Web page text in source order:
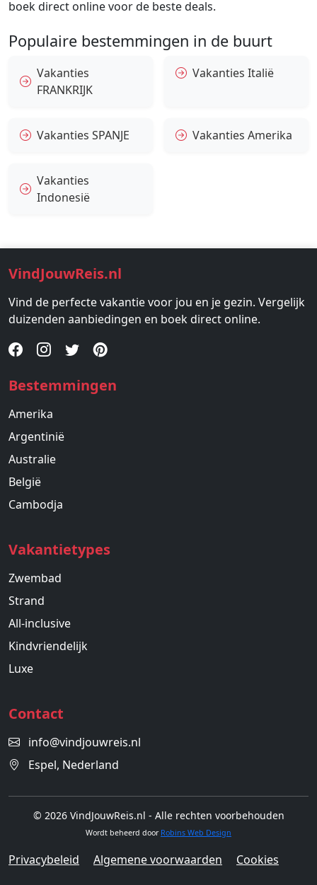
boek direct online voor de beste deals.
Populaire bestemmingen in de buurt
Vakanties
FRANKRIJK
Vakanties Italië
Vakanties SPANJE Vakanties Amerika
Vakanties
Indonesië
VindJouwReis.nl
Vind de perfecte vakantie voor jou en je gezin. Vergelijk
duizenden aanbiedingen en boek direct online.
Bestemmingen
Amerika
Argentinië
Australie
België
Cambodja
Vakantietypes
Zwembad
Strand
All-inclusive
Kindvriendelijk
Luxe
Contact
info@vindjouwreis.nl
Espel, Nederland
© 2026 VindJouwReis.nl - Alle rechten voorbehouden
Wordt beheerd door Robins Web Design
Privacybeleid Algemene voorwaarden Cookies